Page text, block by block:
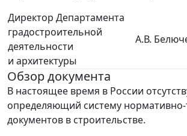
Директор Департамента
градостроительной
деятельности
и архитектуры
А.В.
Обзор документа
В настоящее время в России
определяющий систему нормативно-
документов в строительстве.